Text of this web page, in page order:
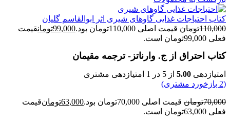
کتاب احتیاجات غذایی گاوهای شیری اثر ابوالقاسم گلیان
110,000تومان قیمت اصلی 110,000تومان بود. 99,000تومانقیمت
فعلی 99,000تومان است.
کتاب اح‍ت‍راق‌ از ج‌. وارن‍ات‍ز- ترجمه مقیمان
امتیازدهی 5.00 از 5 در 1 امتیازدهی مشتری
(
2 بازخورد مشتری)
70,000تومان قیمت اصلی 70,000تومان بود. 63,000تومانقیمت
فعلی 63,000تومان است.